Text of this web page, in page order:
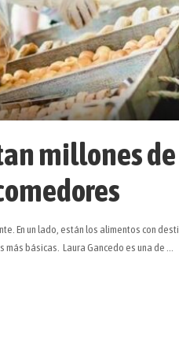
millones
En un lado, están los alimentos con
básicas. Laura Gancedo es una de ...